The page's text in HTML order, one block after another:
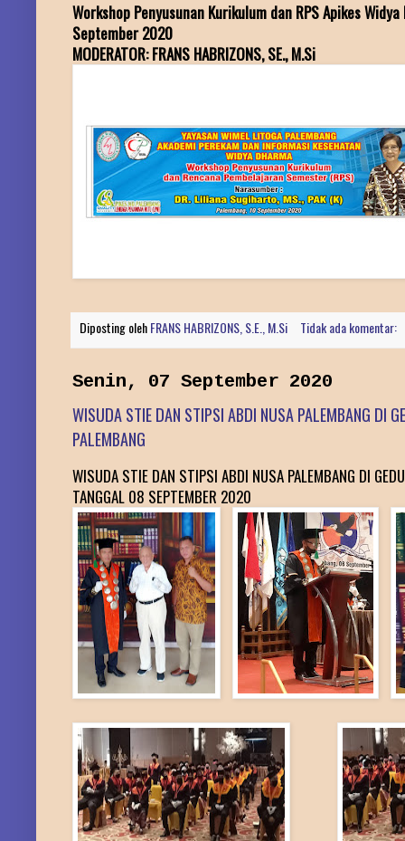
Workshop Penyusunan Kurikulum dan RPS Apikes
September 2020
MODERATOR: FRANS HABRIZONS, SE., M.Si
Diposting olehFRANS HABRIZONS, S.E., M.Si Tidak ada komentar:
Senin, 07 September 2020
WISUDA STIE DAN STIPSI ABDI NUSA PALEMBANG DI
PALEMBANG
WISUDA STIE DAN STIPSI ABDI NUSA PALEMBANG DI
TANGGAL 08 SEPTEMBER 2020